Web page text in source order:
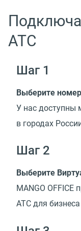
АТС
Шаг 1
Выберите
У нас доступны
в городах
Шаг 2
Выберите
MANGO OFFICE
АТС для